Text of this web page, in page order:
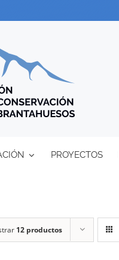
PROYECTOS
12 productos